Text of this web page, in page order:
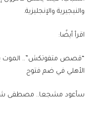
والنيجيرية والإنجليزية.
اقرأ أيضًا:
“قصص متفوتكش”.. الموت
الأهلي في ضم فتوح
سأعود مشجعا.. مصطفى